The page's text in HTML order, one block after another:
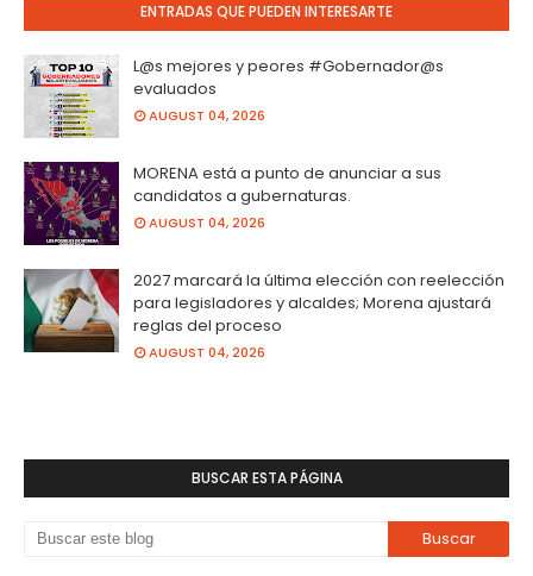
ENTRADAS QUE PUEDEN INTERESARTE
L@s mejores y peores #Gobernador@s
evaluados
AUGUST 04, 2026
MORENA está a punto de anunciar a sus
candidatos a gubernaturas.
AUGUST 04, 2026
2027 marcará la última elección con reelección
para legisladores y alcaldes; Morena ajustará
reglas del proceso
AUGUST 04, 2026
BUSCAR ESTA PÁGINA